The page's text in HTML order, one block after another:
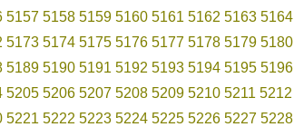
5157 5158 5159 5160 5161 5162 5163 5164
5173 5174 5175 5176 5177 5178 5179 5180
5189 5190 5191 5192 5193 5194 5195 5196
5205 5206 5207 5208 5209 5210 5211 5212
5221 5222 5223 5224 5225 5226 5227 5228